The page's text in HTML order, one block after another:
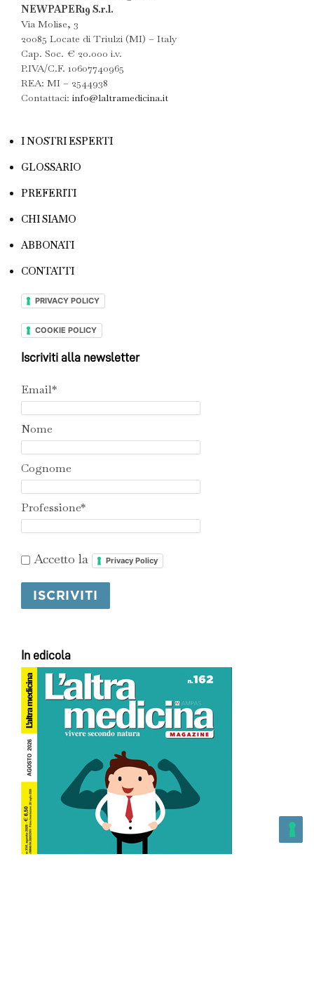
NEWPAPER19 S.r.l.
Via Molise, 3
20085 Locate di Triulzi (MI) – Italy
Cap. Soc. € 20.000 i.v.
P.IVA/C.F. 10607740965
REA: MI – 2544938
Contattaci: info@laltramedicina.it
I NOSTRI ESPERTI
GLOSSARIO
PREFERITI
CHI SIAMO
ABBONATI
CONTATTI
PRIVACY POLICY
COOKIE POLICY
Iscriviti alla newsletter
Email*
Nome
Cognome
Professione*
Accetto la Privacy Policy
In edicola